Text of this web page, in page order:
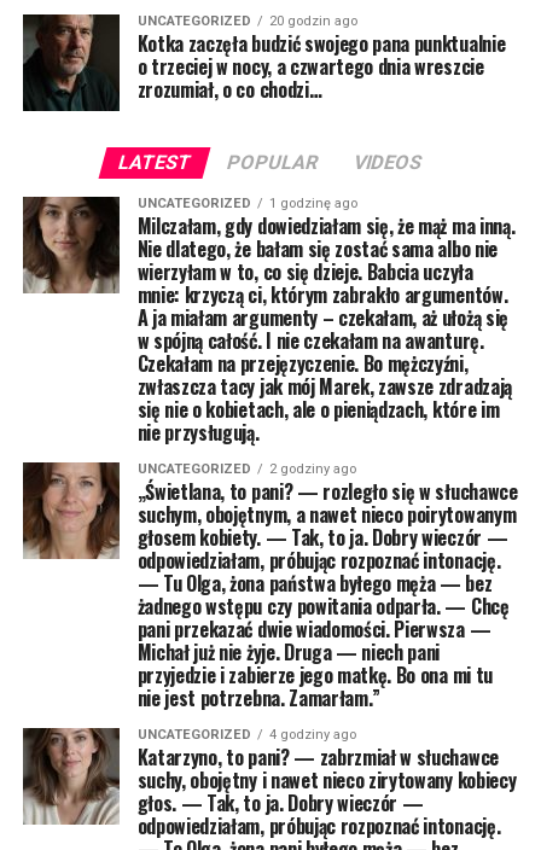
UNCATEGORIZED 20 godzin ago
Kotka zaczęła budzić swojego pana punktualnie
o trzeciej w nocy, a czwartego dnia wreszcie
zrozumiał, o co chodzi…
LATEST POPULAR VIDEOS
UNCATEGORIZED 1 godzinę ago
Milczałam, gdy dowiedziałam się, że mąż ma inną.
Nie dlatego, że bałam się zostać sama albo nie
wierzyłam w to, co się dzieje. Babcia uczyła
mnie: krzyczą ci, którym zabrakło argumentów.
A ja miałam argumenty – czekałam, aż ułożą się
w spójną całość. I nie czekałam na awanturę.
Czekałam na przejęzyczenie. Bo mężczyźni,
zwłaszcza tacy jak mój Marek, zawsze zdradzają
się nie o kobietach, ale o pieniądzach, które im
nie przysługują.
UNCATEGORIZED 2 godziny ago
„Świetlana, to pani? — rozległo się w słuchawce
suchym, obojętnym, a nawet nieco poirytowanym
głosem kobiety. — Tak, to ja. Dobry wieczór —
odpowiedziałam, próbując rozpoznać intonację.
— Tu Olga, żona państwa byłego męża — bez
żadnego wstępu czy powitania odparła. — Chcę
pani przekazać dwie wiadomości. Pierwsza —
Michał już nie żyje. Druga — niech pani
przyjedzie i zabierze jego matkę. Bo ona mi tu
nie jest potrzebna. Zamarłam.”
UNCATEGORIZED 4 godziny ago
Katarzyno, to pani? — zabrzmiał w słuchawce
suchy, obojętny i nawet nieco zirytowany kobiecy
głos. — Tak, to ja. Dobry wieczór —
odpowiedziałam, próbując rozpoznać intonację.